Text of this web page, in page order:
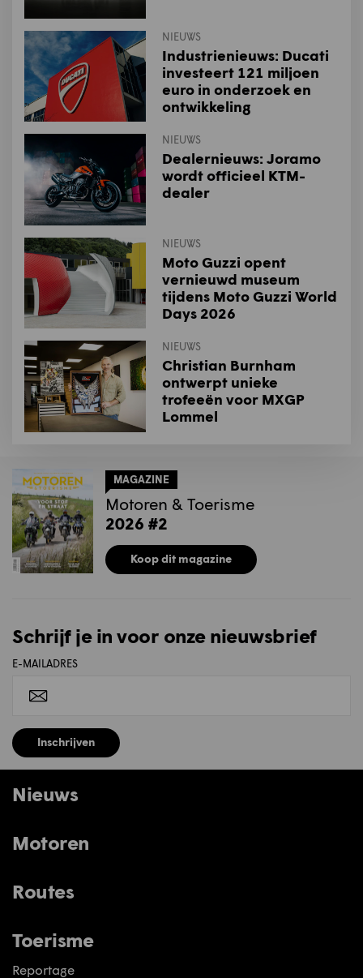
NIEUWS
Industrienieuws: Ducati
investeert 121 miljoen
euro in onderzoek en
ontwikkeling
NIEUWS
Dealernieuws: Joramo
wordt officieel KTM-
dealer
NIEUWS
Moto Guzzi opent
vernieuwd museum
tijdens Moto Guzzi World
Days 2026
NIEUWS
Christian Burnham
ontwerpt unieke
trofeeën voor MXGP
Lommel
MAGAZINE
Motoren & Toerisme
2026 #2
Koop dit magazine
Schrijf je in voor onze nieuwsbrief
E-MAILADRES
Inschrijven
Nieuws
Motoren
Routes
Toerisme
Reportage